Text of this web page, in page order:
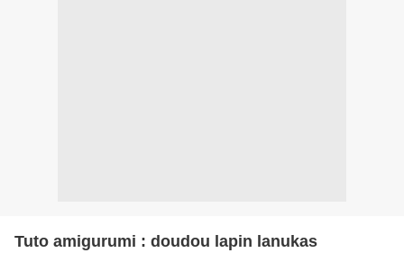
Tuto amigurumi : doudou lapin lanukas